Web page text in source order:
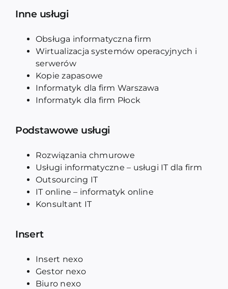
Inne usługi
Obsługa informatyczna firm
Wirtualizacja systemów operacyjnych i
serwerów
Kopie zapasowe
Informatyk dla firm Warszawa
Informatyk dla firm Płock
Podstawowe usługi
Rozwiązania chmurowe
Usługi informatyczne – usługi IT dla firm
Outsourcing IT
IT online – informatyk online
Konsultant IT
Insert
Insert nexo
Gestor nexo
Biuro nexo